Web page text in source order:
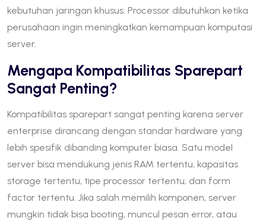
kebutuhan jaringan khusus. Processor dibutuhkan ketika
perusahaan ingin meningkatkan kemampuan komputasi
server.
Mengapa Kompatibilitas Sparepart
Sangat Penting?
Kompatibilitas sparepart sangat penting karena server
enterprise dirancang dengan standar hardware yang
lebih spesifik dibanding komputer biasa. Satu model
server bisa mendukung jenis RAM tertentu, kapasitas
storage tertentu, tipe processor tertentu, dan form
factor tertentu. Jika salah memilih komponen, server
mungkin tidak bisa booting, muncul pesan error, atau